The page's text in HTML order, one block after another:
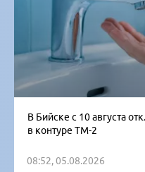
В Бийске с 10 августа
в контуре ТМ-2
08:52, 05.08.2026